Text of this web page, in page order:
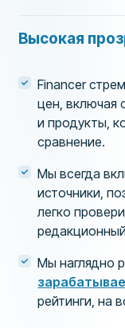
Высокая
Financer
цен, включая
и продукты,
сравнение.
Мы всегда
источники,
легко
Мы наглядно
рейтинги, на